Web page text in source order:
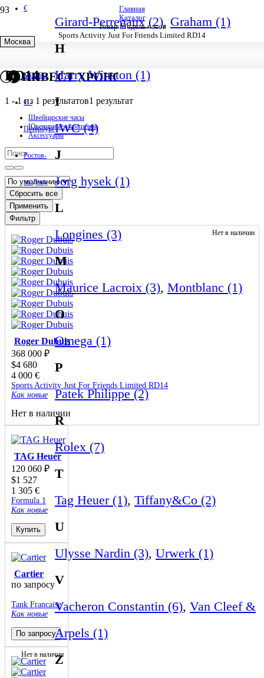
€
Москва
Москва
С.-
Петербург
Ростов-
на-Дону
Girard-Perregaux (2), Graham (1)
H
Harry Winston (1)
I
IWC (4)
J
Jorg hysek (1)
L
Longines (3)
M
Maurice Lacroix (3), Montblanc (1)
O
Omega (1)
P
Patek Philippe (2)
R
Rolex (7)
T
Tag Heuer (1), Tiffany&Co (2)
U
Ulysse Nardin (3), Urwerk (1)
V
Vacheron Constantin (6), Van Cleef &
Arpels (1)
Z
ИНВЕСТ ХРОНО
Главная
Каталог
Товар Модель часов
Sports Activity Just For Friends Limited RD14
RD14
1 -1 из 1 результатов1 результат
Швейцарские часы
Ювелирные украшения
Аксессуары
Сбросить все
Применить
Фильтр
Нет в наличии
Roger Dubuis
368 000 ₽
$4 680
4 000 €
Sports Activity Just For Friends Limited RD14
Как новые
Нет в наличии
TAG Heuer
120 060 ₽
$1 527
1 305 €
Formula 1
Как новые
Купить
Cartier
по запросу
Tank Francaise
Как новые
По запросу
Нет в наличии